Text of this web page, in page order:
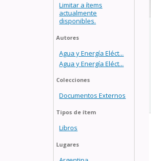
Limitar a ítems
actualmente
disponibles.
Autores
Agua y Energía Eléct...
Agua y Energía Eléct...
Colecciones
Documentos Externos
Tipos de ítem
Libros
Lugares